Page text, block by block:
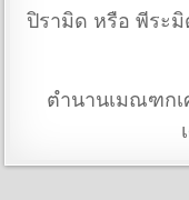
ปิรามิด หรือ พีระ
ตำนานเมณฑกเ